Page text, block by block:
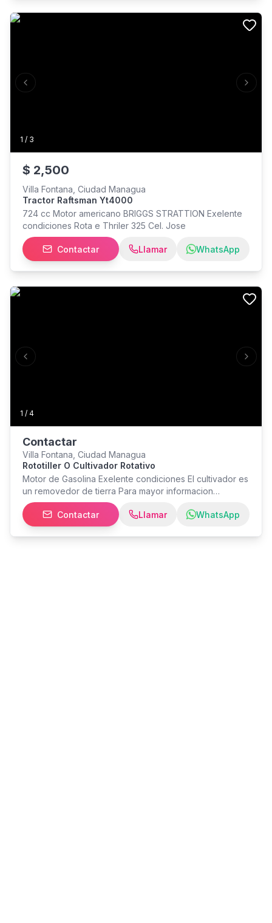
1 / 3
Previous slide Next
$ 2,500
Villa Fontana, Ciudad Managua
Tractor Raftsman Yt4000
724 cc Motor americano BRIGGS STRATTION Exelente
condiciones Rota e Thriler 325 Cel. Jose
Contactar Llamar WhatsApp
1 / 4
Previous slide Next
Contactar
Villa Fontana, Ciudad Managua
Rototiller O Cultivador Rotativo
Motor de Gasolina Exelente condiciones El cultivador es
un removedor de tierra Para mayor informacion
comunicase Con Jose cel.
Contactar
Llamar WhatsApp